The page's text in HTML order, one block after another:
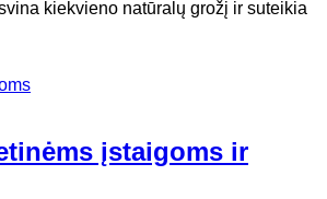
kiekvieno natūralų grožį ir suteikia
įstaigoms ir